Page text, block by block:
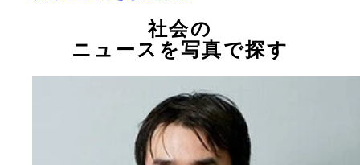
社会の
ニュースを写真で探す